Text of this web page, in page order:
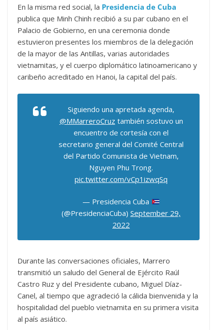
En la misma red social, la Presidencia de Cuba
publica que Minh Chinh recibió a su par cubano en el
Palacio de Gobierno, en una ceremonia donde
estuvieron presentes los miembros de la delegación
de la mayor de las Antillas, varias autoridades
vietnamitas, y el cuerpo diplomático latinoamericano y
caribeño acreditado en Hanoi, la capital del país.
Siguiendo una apretada agenda,
@MMarreroCruz también sostuvo un
encuentro de cortesía con el
secretario general del Comité Central
del Partido Comunista de Vietnam,
Nguyen Phu Trong.
pic.twitter.com/vCp1izwqSq
— Presidencia Cuba
(@PresidenciaCuba) September 29,
2022
Durante las conversaciones oficiales, Marrero
transmitió un saludo del General de Ejército Raúl
Castro Ruz y del Presidente cubano, Miguel Díaz-
Canel, al tiempo que agradeció la cálida bienvenida y la
hospitalidad del pueblo vietnamita en su primera visita
al país asiático.